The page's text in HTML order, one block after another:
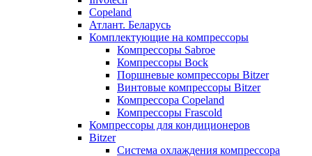
Copeland
Атлант. Беларусь
Комплектующие на компрессоры
Компрессоры Sabroe
Компрессоры Bock
Поршневые компрессоры Bitzer
Винтовые компрессоры Bitzer
Компрессора Copeland
Компрессоры Frascold
Компрессоры для кондиционеров
Bitzer
Система охлаждения компрессора